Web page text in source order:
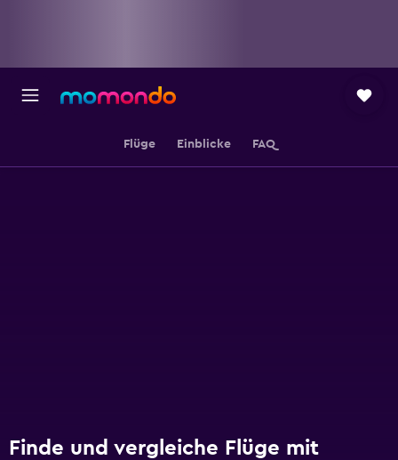
Flüge Einblicke FAQ
Finde und vergleiche Flüge mit